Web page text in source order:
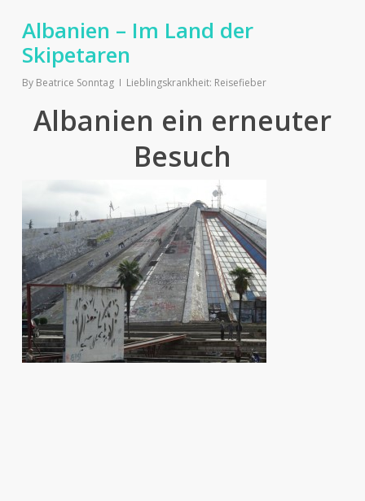
Albanien – Im Land der
Skipetaren
By Beatrice Sonntag Lieblingskrankheit: Reisefieber
Albanien ein erneuter
Besuch